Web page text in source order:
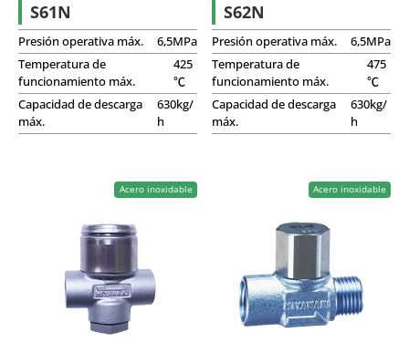
S61N
Presión operativa máx.
6,5MPa
Temperatura de
funcionamiento máx.
425
℃
Capacidad de descarga
máx.
630kg/
h
S62N
Presión operativa máx.
6,5MPa
Temperatura de
funcionamiento máx.
475
℃
Capacidad de descarga
máx.
630kg/
h
Acero inoxidable Acero inoxidable